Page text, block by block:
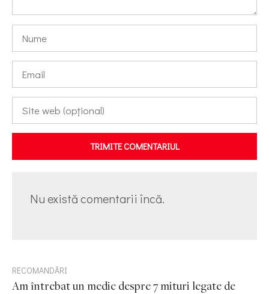
TRIMITE COMENTARIUL
Nu există comentarii încă.
RECOMANDĂRI
Am întrebat un medic despre 7 mituri legate de